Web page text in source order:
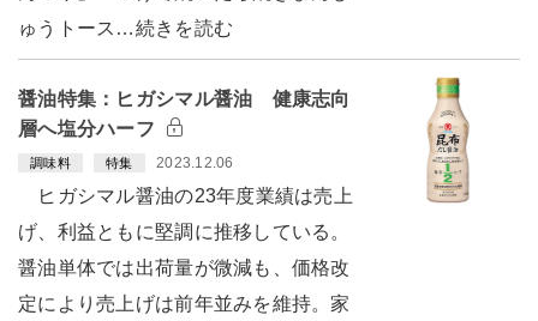
ゅうトース…続きを読む
醤油特集：ヒガシマル醤油 健康志向
層へ塩分ハーフ
調味料 特集 2023.12.06
ヒガシマル醤油の23年度業績は売上
げ、利益ともに堅調に推移している。
醤油単体では出荷量が微減も、価格改
定により売上げは前年並みを維持。家